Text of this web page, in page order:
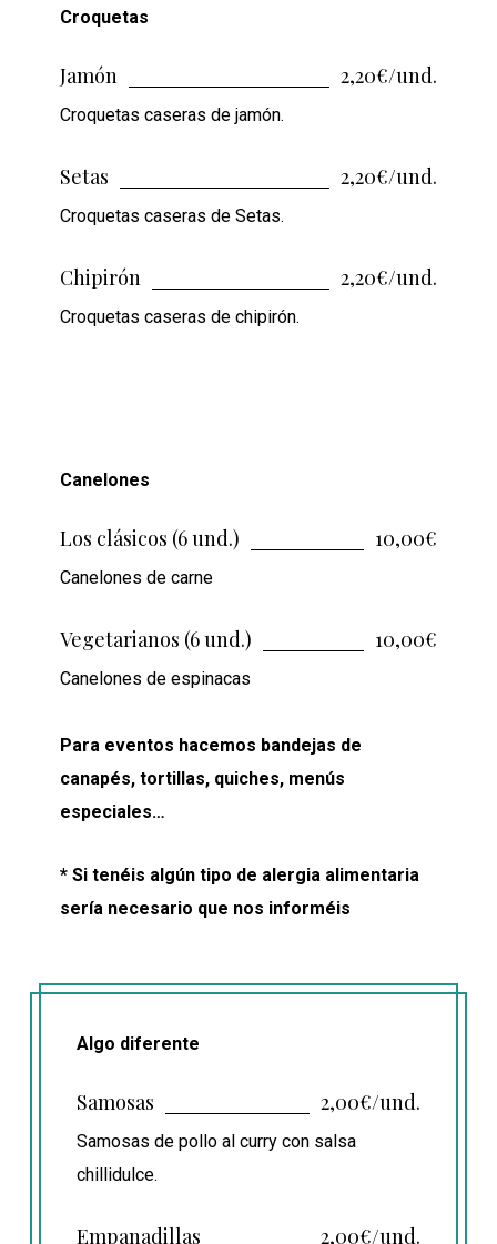
Croquetas
Jamón 2,20€/und.
Croquetas caseras de jamón.
Setas 2,20€/und.
Croquetas caseras de Setas.
Chipirón 2,20€/und.
Croquetas caseras de chipirón.
Canelones
Los clásicos (6 und.) 10,00€
Canelones de carne
Vegetarianos (6 und.) 10,00€
Canelones de espinacas
Para eventos hacemos bandejas de
canapés, tortillas, quiches, menús
especiales…
* Si tenéis algún tipo de alergia alimentaria
sería necesario que nos informéis
Algo diferente
Samosas 2,00€/und.
Samosas de pollo al curry con salsa
chillidulce.
Empanadillas 2,00€/und.